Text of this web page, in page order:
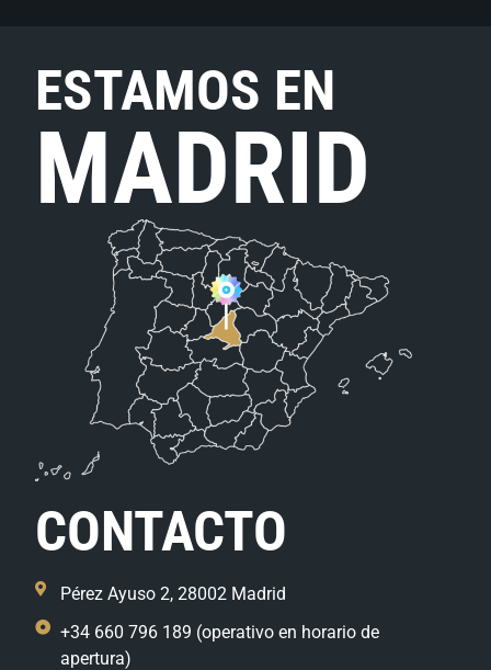
ESTAMOS EN
MADRID
CONTACTO
Pérez Ayuso 2, 28002 Madrid
+34 660 796 189 (operativo en horario de
apertura)